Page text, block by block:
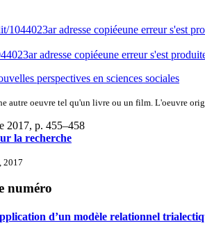
1044023aradresse copiéeune erreur s'est
adresse copiéeune erreur s'est
perspectives en sciences sociales
autre oeuvre tel qu'un livre ou un film. L'oeuvre
2017, p. 455–458
la recherche
2017
numéro
d’un modèle relationnel